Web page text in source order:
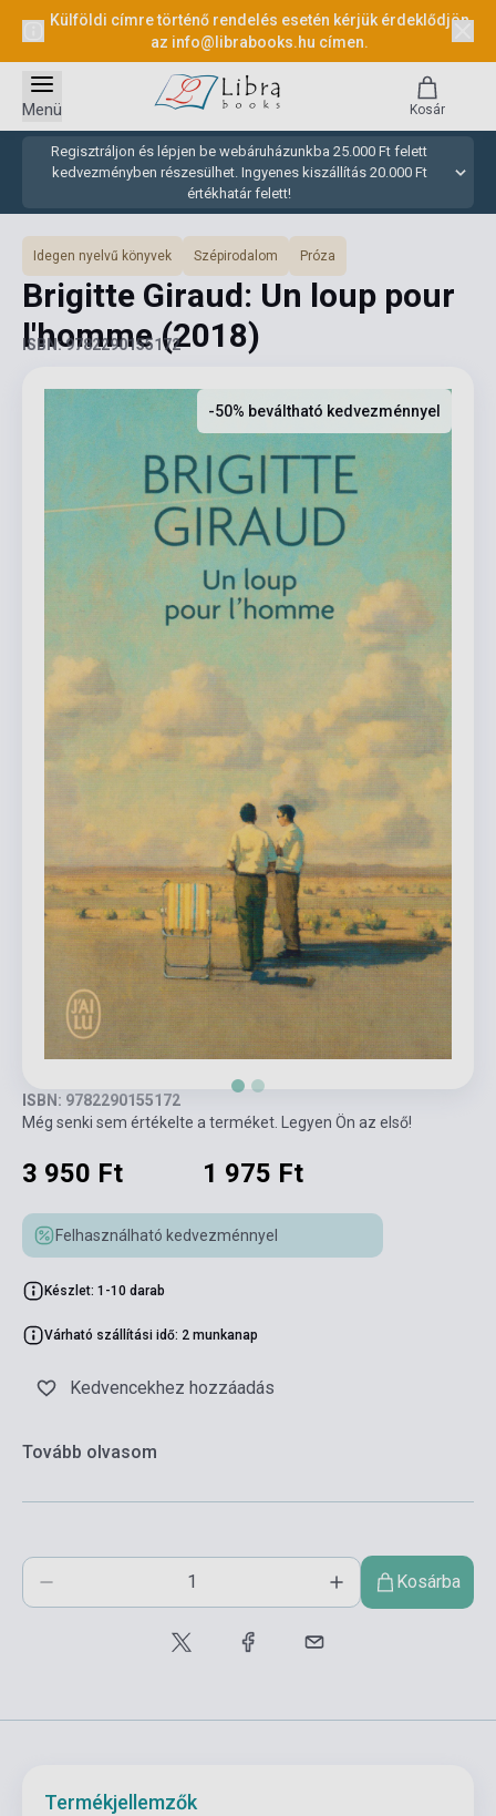
Külföldi címre történő rendelés esetén kérjük érdeklődjön
az info@librabooks.hu címen.
Regisztráljon és lépjen be webáruházunkba 25.000 Ft felett
kedvezményben részesülhet. Ingyenes kiszállítás 20.000 Ft
értékhatár felett!
Menü Kosár
Idegen nyelvű könyvek Szépirodalom Próza
Brigitte Giraud: Un loup pour
l'homme(2018)
ISBN: 9782290155172
-50% beváltható kedvezménnyel
ISBN: 9782290155172
Még senki sem értékelte a terméket. Legyen Ön az első!
3 950 Ft 1 975 Ft
Felhasználható kedvezménnyel
Készlet: 1-10 darab
Várható szállítási idő: 2 munkanap
Kedvencekhez hozzáadás
Tovább olvasom
Kosárba
Termékjellemzők